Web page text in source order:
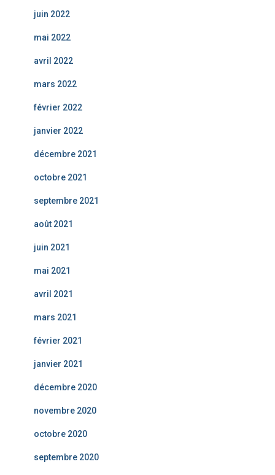
juin 2022
mai 2022
avril 2022
mars 2022
février 2022
janvier 2022
décembre 2021
octobre 2021
septembre 2021
août 2021
juin 2021
mai 2021
avril 2021
mars 2021
février 2021
janvier 2021
décembre 2020
novembre 2020
octobre 2020
septembre 2020